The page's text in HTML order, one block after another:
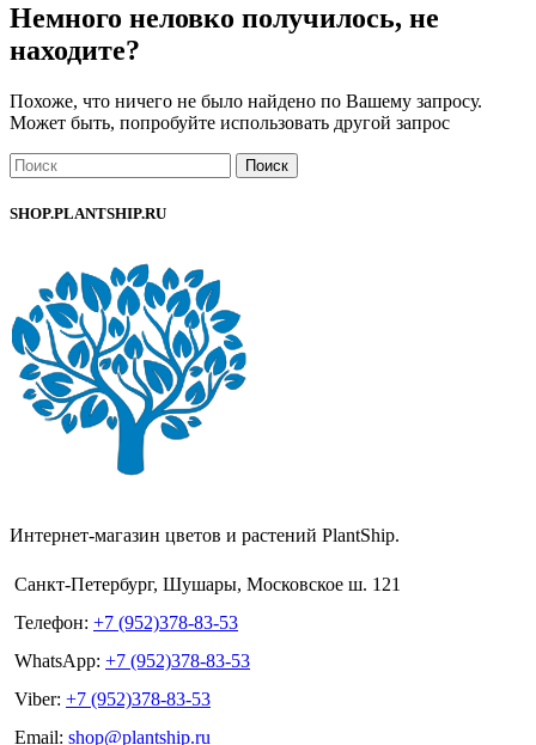
Немного неловко получилось, не
находите?
Похоже, что ничего не было найдено по Вашему запросу.
Может быть, попробуйте использовать другой запрос
Поиск
SHOP.PLANTSHIP.RU
Интернет-магазин цветов и растений PlantShip.
Санкт-Петербург, Шушары, Московское ш. 121
Телефон: +7 (952)378-83-53
WhatsApp: +7 (952)378-83-53
Viber: +7 (952)378-83-53
Email: shop@plantship.ru